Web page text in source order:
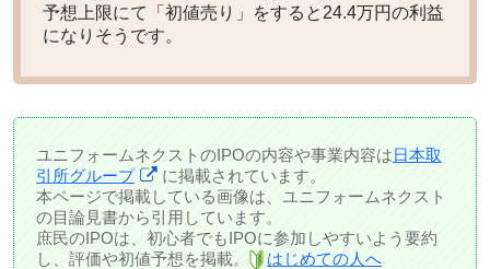
予想上限にて「初値売り」をすると 24.4万円の利益
になりそうです。
ユニフォームネクストのIPOの内容や事業内容は日本取
引所グループ
に掲載されています。
本ページで掲載している画像は、ユニフォームネクスト
の目論見書から引用しています。
庶民のIPOは、初心者でもIPOに参加しやすいよう要約
し、評価や初値予想を掲載。
はじめての人へ